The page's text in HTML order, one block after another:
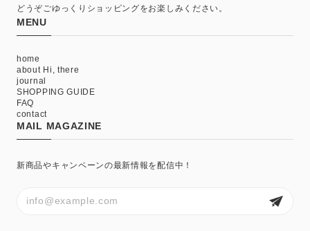
どうぞごゆっくりショッピングをお楽しみください。
MENU
home
about Hi, there
journal
SHOPPING GUIDE
FAQ
contact
MAIL MAGAZINE
新商品やキャンペーンの最新情報を配信中！